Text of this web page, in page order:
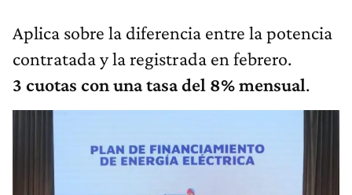
Aplica sobre la diferencia entre la potencia
contratada y la registrada en febrero.
3 cuotas con una tasa del 8% mensual.